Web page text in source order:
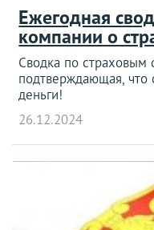
Ежегодная
компании о
Сводка по страховым
подтверждающая, что
деньги!
26.12.2024